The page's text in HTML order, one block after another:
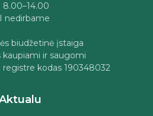
8.00–14.00
nedirbame
biudžetinė įstaiga
kaupiami ir saugomi
kodas 190348032